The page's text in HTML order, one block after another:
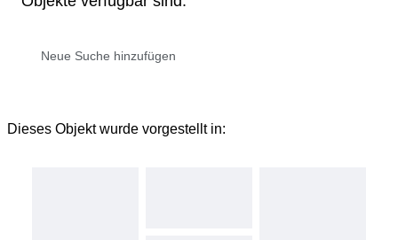
Dieses Objekt wurde vorgestellt in: